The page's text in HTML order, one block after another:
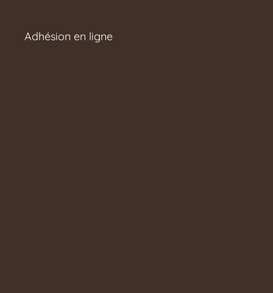
Adhésion en ligne